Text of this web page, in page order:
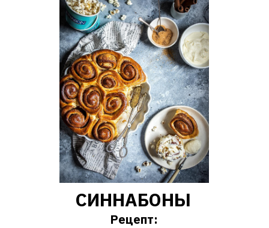
СИННАБОНЫ
Рецепт: